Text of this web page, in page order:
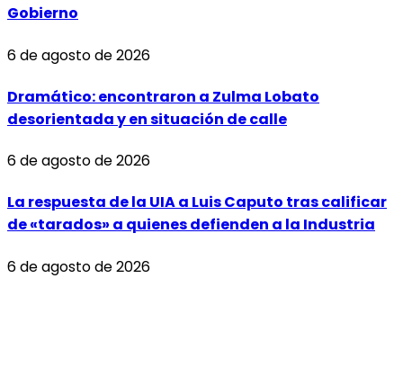
Gobierno
6 de agosto de 2026
Dramático: encontraron a Zulma Lobato
desorientada y en situación de calle
6 de agosto de 2026
La respuesta de la UIA a Luis Caputo tras calificar
de «tarados» a quienes defienden a la Industria
6 de agosto de 2026